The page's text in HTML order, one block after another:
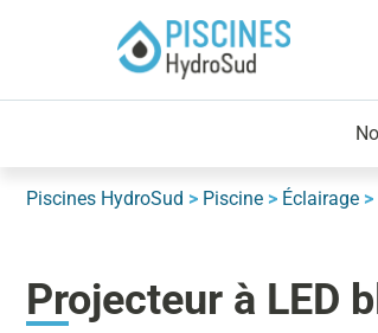
Piscines HydroSud > Piscine > Éclairage >
Projecteur à LED